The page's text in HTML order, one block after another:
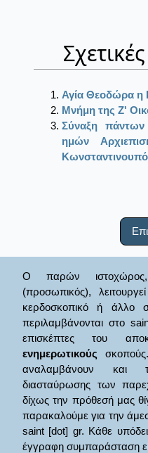
Αγία Θεοδώρα η
Μνήμη της Ζ'
Σύναξη
ημών
Ο παρών ιστοχώρος,
(προσωπικός),
κερδοσκοπικό ή άλλο
περιλαμβάνονται στο
επισκέπτες του
ενημερωτικούς
αναλαμβάνουν και
διασταύρωσης των
δίχως την πρόθεσή μας
παρακαλούμε για την
saint [dot] gr. Κάθε
έγγραφη συμπαράσταση